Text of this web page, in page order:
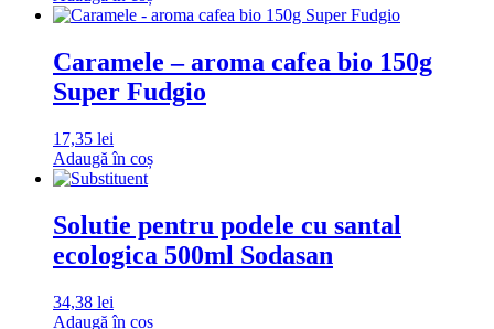
Caramele – aroma cafea bio 150g
Super Fudgio
17,35 lei
Adaugă în coș
Solutie pentru podele cu santal
ecologica 500ml Sodasan
34,38 lei
Adaugă în coș